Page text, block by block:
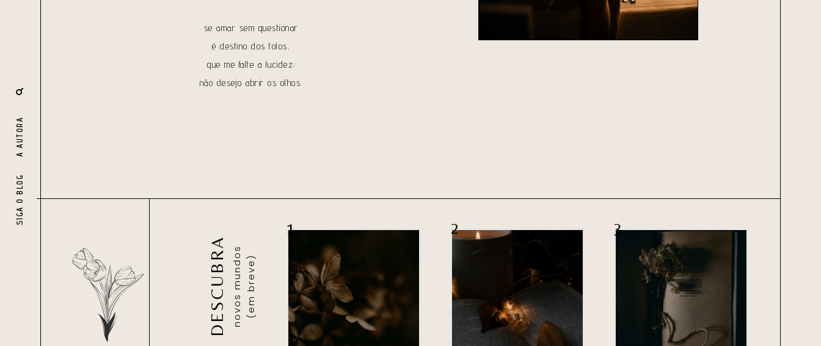
SIGA O BLOG
A AUTORA
se amar sem questionar
é destino dos tolos,
que me falte a lucidez;
não desejo abrir os olhos.
DESCUBRAnovos mundos(em breve)